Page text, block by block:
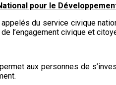
pour le
du service civique
l’engagement civique et
aux personnes de